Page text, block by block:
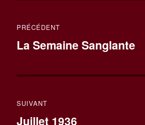
de
PRÉCÉDENT
Publication
La Semaine Sanglante
SUIVANT
Publication
Juillet 1936